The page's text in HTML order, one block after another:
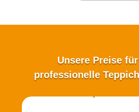
Unsere Preise
professionelle